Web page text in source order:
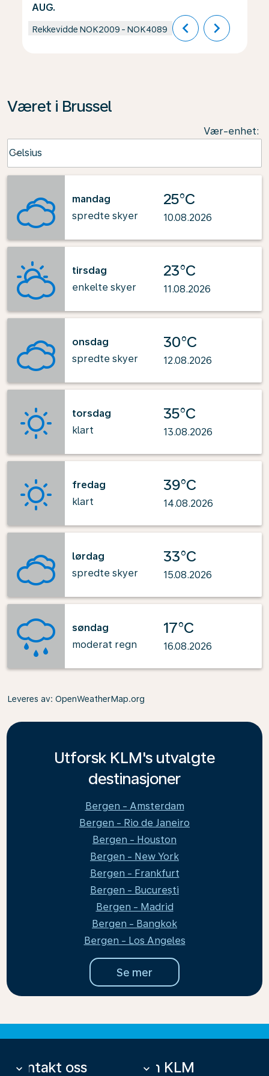
AUG.
Rekkevidde NOK2009 - NOK4089 chevron_left chevron_right
Været i Brussel
Vær-enhet:
Celsius
keyboard_arrow_down
mandag
spredte skyer
25°C
10.08.2026
tirsdag
enkelte skyer
23°C
11.08.2026
onsdag
spredte skyer
30°C
12.08.2026
torsdag
klart
35°C
13.08.2026
fredag
klart
39°C
14.08.2026
lørdag
spredte skyer
33°C
15.08.2026
søndag
moderat regn
17°C
16.08.2026
Leveres av: OpenWeatherMap.org
Utforsk KLM's utvalgte
destinasjoner
Bergen - Amsterdam
Bergen - Rio de Janeiro
Bergen - Houston
Bergen - New York
Bergen - Frankfurt
Bergen - București
Bergen - Madrid
Bergen - Bangkok
Bergen - Los Angeles
Se mer
Kontakt oss
keyboard_arrow_down Om KLM
keyboard_arrow_down